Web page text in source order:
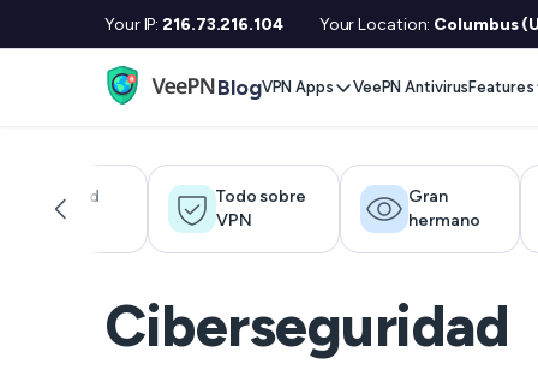
Your IP:216.73.216.104 Your Location: Columbus
BlogVPN Apps
Windows
MacOS
iOS Apple TV
VeePN Antivirus Features
No
Privacidad
digital
Todo sobre
VPN
Gran
hermano
Ciberseguridad